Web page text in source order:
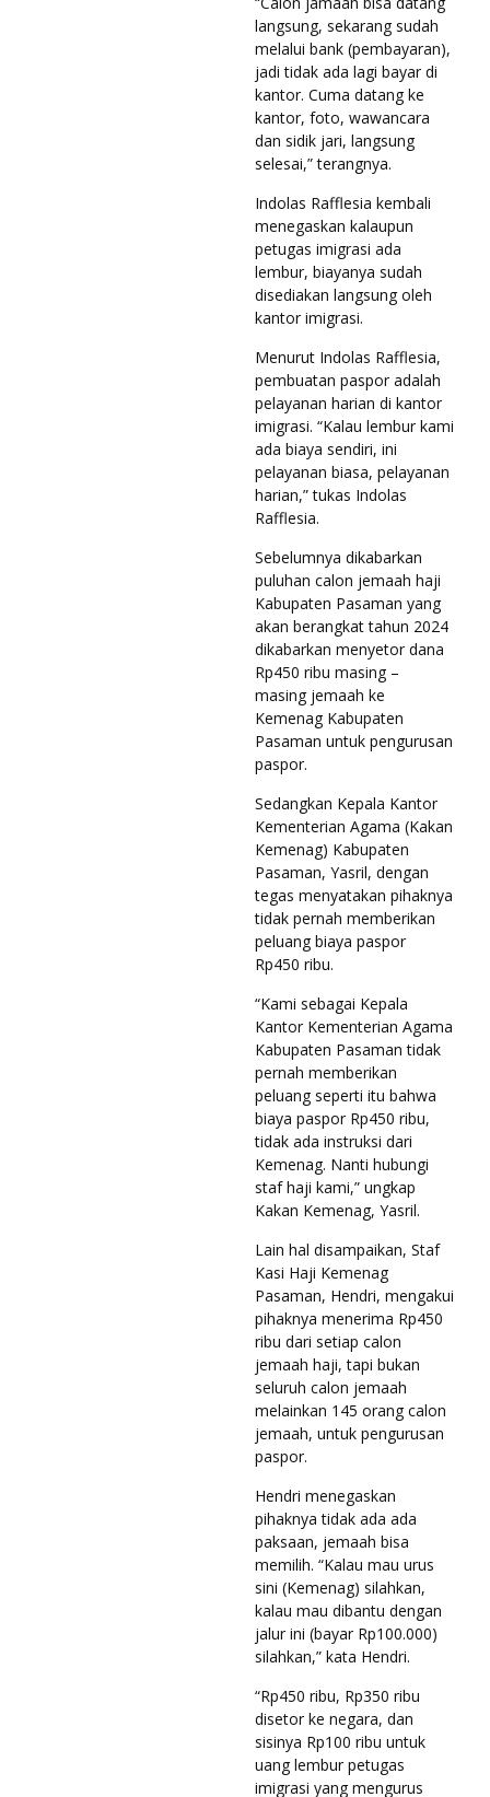
langsung, sekarang sudah
melalui bank (pembayaran),
jadi tidak ada lagi bayar di
kantor. Cuma datang ke
kantor, foto, wawancara
dan sidik jari, langsung
selesai,” terangnya.
Indolas Rafflesia kembali
menegaskan kalaupun
petugas imigrasi ada
lembur, biayanya sudah
disediakan langsung oleh
kantor imigrasi.
Menurut Indolas Rafflesia,
pembuatan paspor adalah
pelayanan harian di kantor
imigrasi. “Kalau lembur kami
ada biaya sendiri, ini
pelayanan biasa, pelayanan
harian,” tukas Indolas
Rafflesia.
Sebelumnya dikabarkan
puluhan calon jemaah haji
Kabupaten Pasaman yang
akan berangkat tahun 2024
dikabarkan menyetor dana
Rp450 ribu masing –
masing jemaah ke
Kemenag Kabupaten
Pasaman untuk pengurusan
paspor.
Sedangkan Kepala Kantor
Kementerian Agama (Kakan
Kemenag) Kabupaten
Pasaman, Yasril, dengan
tegas menyatakan pihaknya
tidak pernah memberikan
peluang biaya paspor
Rp450 ribu.
“Kami sebagai Kepala
Kantor Kementerian Agama
Kabupaten Pasaman tidak
pernah memberikan
peluang seperti itu bahwa
biaya paspor Rp450 ribu,
tidak ada instruksi dari
Kemenag. Nanti hubungi
staf haji kami,” ungkap
Kakan Kemenag, Yasril.
Lain hal disampaikan, Staf
Kasi Haji Kemenag
Pasaman, Hendri, mengakui
pihaknya menerima Rp450
ribu dari setiap calon
jemaah haji, tapi bukan
seluruh calon jemaah
melainkan 145 orang calon
jemaah, untuk pengurusan
paspor.
Hendri menegaskan
pihaknya tidak ada ada
paksaan, jemaah bisa
memilih. “Kalau mau urus
sini (Kemenag) silahkan,
kalau mau dibantu dengan
jalur ini (bayar Rp100.000)
silahkan,” kata Hendri.
“Rp450 ribu, Rp350 ribu
disetor ke negara, dan
sisinya Rp100 ribu untuk
uang lembur petugas
imigrasi yang mengurus